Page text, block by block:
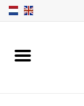
Home